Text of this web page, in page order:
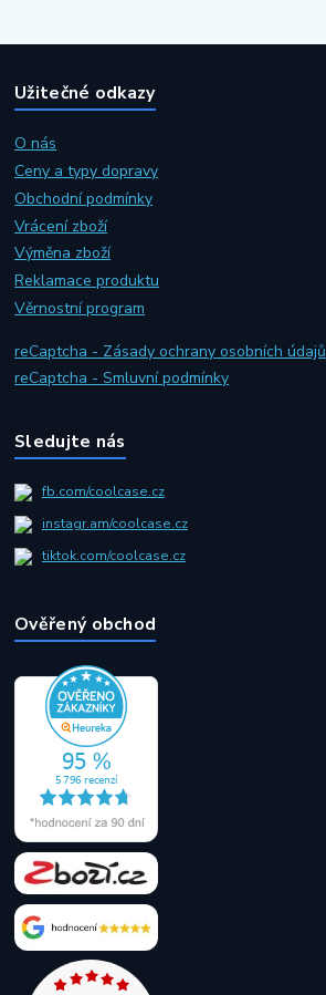
Užitečné odkazy
O nás
Ceny a typy dopravy
Obchodní podmínky
Vrácení zboží
Výměna zboží
Reklamace produktu
Věrnostní program
reCaptcha - Zásady ochrany osobních údajů
reCaptcha - Smluvní podmínky
Sledujte nás
fb.com/coolcase.cz
instagr.am/coolcase.cz
tiktok.com/coolcase.cz
Ověřený obchod